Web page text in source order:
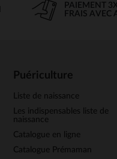
PAIEMENT
FRAIS AVEC
Puériculture
Liste de naissance
Les indispensables liste de
naissance
Catalogue en ligne
Catalogue Prémaman